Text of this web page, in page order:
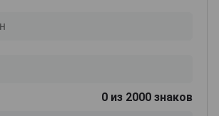
0 из 2000 знаков